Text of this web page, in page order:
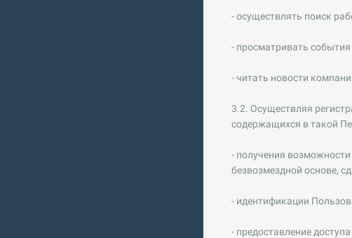
- осуществлять поиск
- просматривать события
- читать новости
3.2. Осуществляя
содержащихся в такой
- получения
безвозмездной основе,
- идентификации
- предоставление